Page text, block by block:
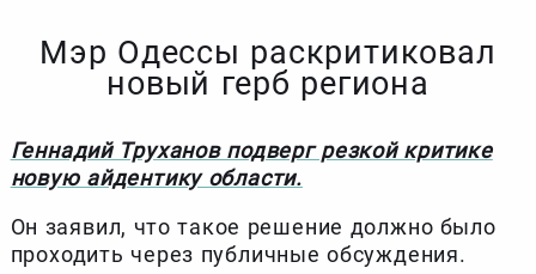
Мэр Одессы раскритиковал
новый герб региона
Геннадий Труханов подверг резкой критике
новую айдентику области.
Он заявил, что такое решение должно было
проходить через публичные обсуждения.